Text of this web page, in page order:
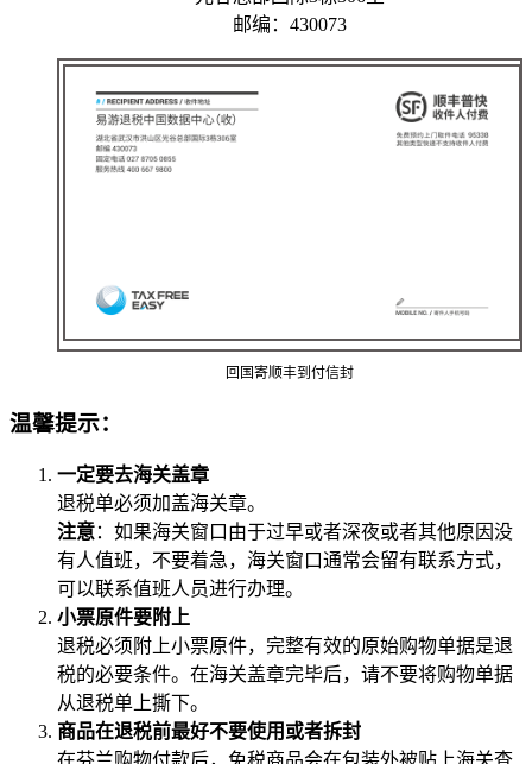
邮编：430073
回国寄顺丰到付信封
温馨提示：
一定要去海关盖章
退税单必须加盖海关章。
注意：如果海关窗口由于过早或者深夜或者其他原因没
有人值班，不要着急，海关窗口通常会留有联系方式，
可以联系值班人员进行办理。
小票原件要附上
退税必须附上小票原件，完整有效的原始购物单据是退
税的必要条件。在海关盖章完毕后，请不要将购物单据
从退税单上撕下。
商品在退税前最好不要使用或者拆封